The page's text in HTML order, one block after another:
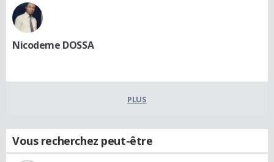
Nicodeme DOSSA
PLUS
Vous recherchez peut-être